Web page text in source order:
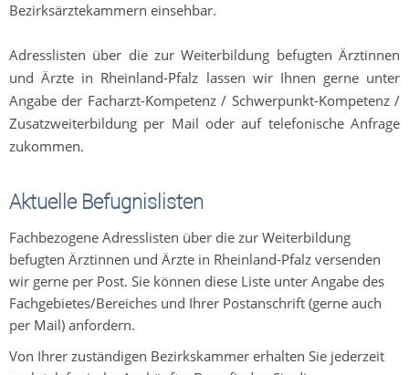
Bezirksärztekammern einsehbar.
Adresslisten über die zur Weiterbildung befugten Ärztinnen
und Ärzte in Rheinland-Pfalz lassen wir Ihnen gerne unter
Angabe der Facharzt-Kompetenz / Schwerpunkt-Kompetenz /
Zusatzweiterbildung per Mail oder auf telefonische Anfrage
zukommen.
Aktuelle Befugnislisten
Fachbezogene Adresslisten über die zur Weiterbildung
befugten Ärztinnen und Ärzte in Rheinland-Pfalz versenden
wir gerne per Post. Sie können diese Liste unter Angabe des
Fachgebietes/Bereiches und Ihrer Postanschrift (gerne auch
per Mail) anfordern.
Von Ihrer zuständigen Bezirkskammer erhalten Sie jederzeit